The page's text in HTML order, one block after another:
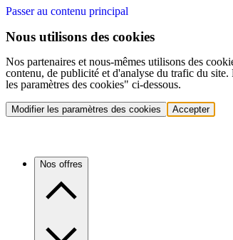
Passer au contenu principal
Nous utilisons des cookies
Nos partenaires et nous-mêmes utilisons des
contenu, de publicité et d'analyse du trafic du
les paramètres des cookies" ci-dessous.
Modifier les paramètres des cookies Accepter
Nos offres